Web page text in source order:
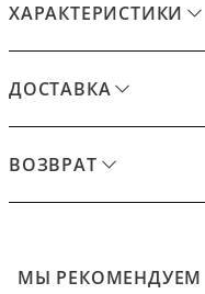
ХАРАКТЕРИСТИКИ
ДОСТАВКА
ВОЗВРАТ
МЫ РЕКОМЕНДУЕМ